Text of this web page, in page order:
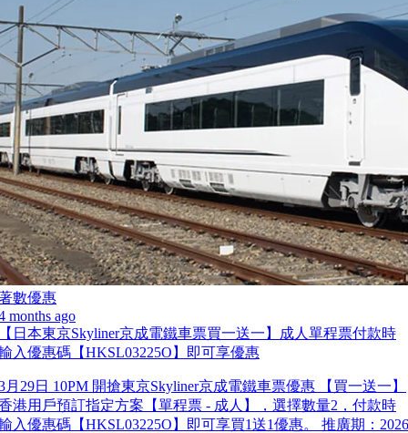
數優惠
months ago
日本東京Skyliner京成電鐵車票買一送一】成人單程票付款時
入優惠碼【HKSL03225O】即可享優惠
月29日 10PM 開搶東京Skyliner京成電鐵車票優惠 【買一送一】
港用戶預訂指定方案【單程票 - 成人】，選擇數量2，付款時
入優惠碼【HKSL03225O】即可享買1送1優惠。 推廣期：2026